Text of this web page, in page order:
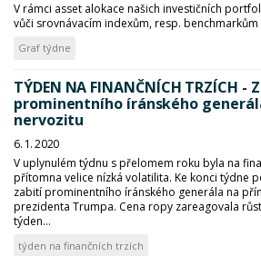
V rámci asset alokace našich investičních
vůči srovnávacím indexům, resp.
Graf týdne
TÝDEN NA FINANČNÍCH TRZÍCH -
prominentního íránského
nervozitu
6. 1. 2020
V uplynulém týdnu s přelomem roku byla na
přítomna velice nízká volatilita. Ke konci týdne
zabití prominentního íránského generála na
prezidenta Trumpa. Cena ropy zareagovala
týden...
týden na finančních trzích